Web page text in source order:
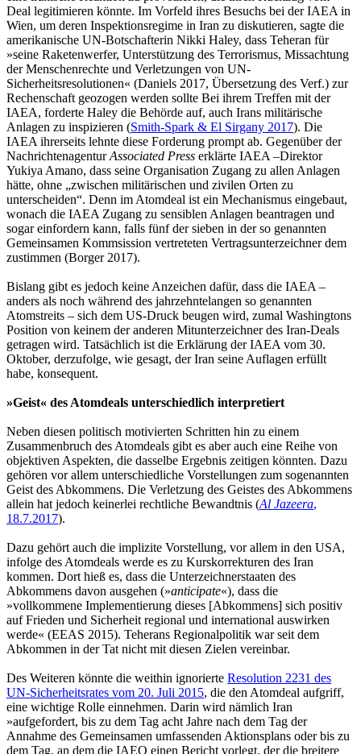
Deal legitimieren könnte. Im Vorfeld ihres Besuchs bei der IAEA in
Wien, um deren Inspektionsregime in Iran zu diskutieren, sagte die
amerikanische UN-Botschafterin Nikki Haley, dass Teheran für
»seine Raketenwerfer, Unterstützung des Terrorismus, Missachtung
der Menschenrechte und Verletzungen von UN-
Sicherheitsresolutionen« (Daniels 2017, Übersetzung des Verf.) zur
Rechenschaft geozogen werden sollte Bei ihrem Treffen mit der
IAEA, forderte Haley die Behörde auf, auch Irans militärische
Anlagen zu inspizieren (Smith-Spark & El Sirgany 2017). Die
IAEA ihrerseits lehnte diese Forderung prompt ab. Gegenüber der
NachrichtenagenturAssociated Press erklärte IAEA –Direktor
Yukiya Amano, dass seine Organisation Zugang zu allen Anlagen
hätte, ohne „zwischen militärischen und zivilen Orten zu
unterscheiden“. Denn im Atomdeal ist ein Mechanismus eingebaut,
wonach die IAEA Zugang zu sensiblen Anlagen beantragen und
sogar einfordern kann, falls fünf der sieben in der so genannten
Gemeinsamen Kommsission vertreteten Vertragsunterzeichner dem
zustimmen (Borger 2017).
Bislang gibt es jedoch keine Anzeichen dafür, dass die IAEA –
anders als noch während des jahrzehntelangen so genannten
Atomstreits – sich dem US-Druck beugen wird, zumal Washingtons
Position von keinem der anderen Mitunterzeichner des Iran-Deals
getragen wird. Tatsächlich ist die Erklärung der IAEA vom 30.
Oktober, derzufolge, wie gesagt, der Iran seine Auflagen erfüllt
habe, konsequent.
»Geist« des Atomdeals unterschiedlich interpretiert
Neben diesen politisch motivierten Schritten hin zu einem
Zusammenbruch des Atomdeals gibt es aber auch eine Reihe von
objektiven Aspekten, die dasselbe Ergebnis zeitigen könnten. Dazu
gehören vor allem unterschiedliche Vorstellungen zum sogenannten
Geist des Abkommens. Die Verletzung des Geistes des Abkommens
allein hat jedoch keinerlei rechtliche Bewandtnis (Al Jazeera,
18.7.2017).
Dazu gehört auch die implizite Vorstellung, vor allem in den USA,
infolge des Atomdeals werde es zu Kurskorrekturen des Iran
kommen. Dort hieß es, dass die Unterzeichnerstaaten des
Abkommens davon ausgehen (»anticipate«), dass die
»vollkommene Implementierung dieses [Abkommens] sich positiv
auf Frieden und Sicherheit regional und international auswirken
werde« (EEAS 2015). Teherans Regionalpolitik war seit dem
Abkommen in der Tat nicht mit diesen Zielen vereinbar.
Des Weiteren könnte die weithin ignorierte Resolution 2231 des
UN-Sicherheitsrates vom 20. Juli 2015, die den Atomdeal aufgriff,
eine wichtige Rolle einnehmen. Darin wird nämlich Iran
»aufgefordert, bis zu dem Tag acht Jahre nach dem Tag der
Annahme des Gemeinsamen umfassenden Aktionsplans oder bis zu
dem Tag, an dem die IAEO einen Bericht vorlegt, der die breitere